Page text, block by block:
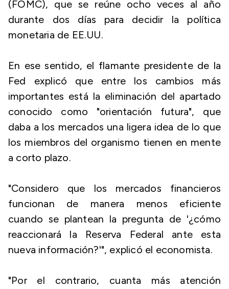
(FOMC), que se reúne ocho veces al año
durante dos días para decidir la política
monetaria de EE.UU.
En ese sentido, el flamante presidente de la
Fed explicó que entre los cambios más
importantes está la eliminación del apartado
conocido como "orientación futura", que
daba a los mercados una ligera idea de lo que
los miembros del organismo tienen en mente
a corto plazo.
"Considero que los mercados financieros
funcionan de manera menos eficiente
cuando se plantean la pregunta de '¿cómo
reaccionará la Reserva Federal ante esta
nueva información?'", explicó el economista.
"Por el contrario, cuanta más atención